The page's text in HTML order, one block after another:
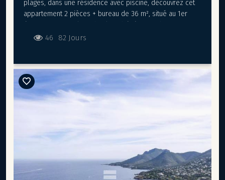
plages, dans une résidence avec piscine, découvrez cet
appartement 2 pièces + bureau de 36 m², situé au 1er
panoramique. Traversant, il se compose d’une entrée,
indépendant. Deux terrasses viennent compléter les
espaces de vie. Le bien dispose également d’une place
de parking en sous-sol et d’une cave d’environ 10 m².
Prestations : • Climatisation • Double vitrage Charges : 159
46 82 Jours